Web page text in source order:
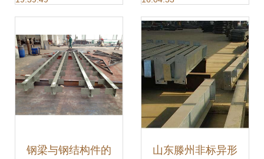
公司的实践
钢梁与钢结构件的 山东滕州非标异形